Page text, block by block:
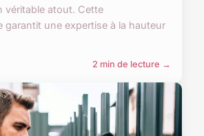
véritable atout. Cette
garantit une expertise à la hauteur
2 min de lecture →